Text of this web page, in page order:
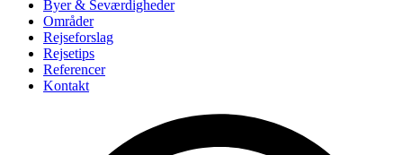
Byer & Seværdigheder
Områder
Rejseforslag
Rejsetips
Referencer
Kontakt